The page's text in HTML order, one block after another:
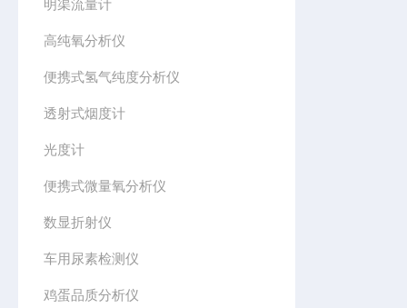
明渠流量计
高纯氧分析仪
便携式氢气纯度分析仪
透射式烟度计
光度计
便携式微量氧分析仪
数显折射仪
车用尿素检测仪
鸡蛋品质分析仪